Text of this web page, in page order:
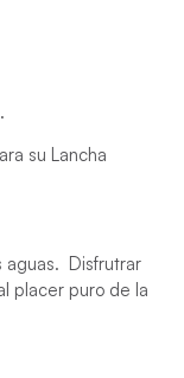
su Lancha
aguas. Disfrutrar
placer puro de la